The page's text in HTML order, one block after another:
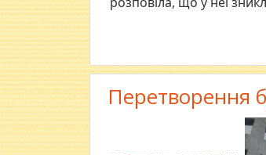
Перетворення